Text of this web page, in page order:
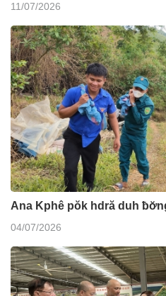
11/07/2026
Ana Kphê pŏk hdră duh
04/07/2026